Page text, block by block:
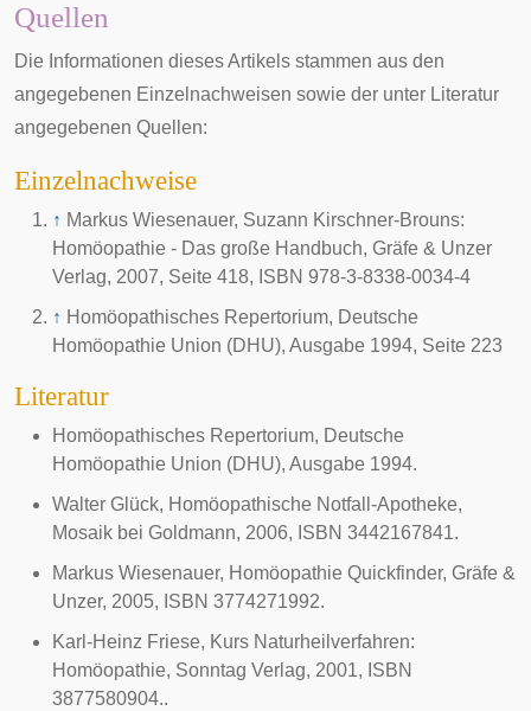
Quellen
Die Informationen dieses Artikels stammen aus den
angegebenen Einzelnachweisen sowie der unter Literatur
angegebenen Quellen:
Einzelnachweise
↑ Markus Wiesenauer, Suzann Kirschner-Brouns:
Homöopathie - Das große Handbuch, Gräfe & Unzer
Verlag, 2007, Seite 418, ISBN 978-3-8338-0034-4
↑ Homöopathisches Repertorium, Deutsche
Homöopathie Union (DHU), Ausgabe 1994, Seite 223
Literatur
Homöopathisches Repertorium, Deutsche
Homöopathie Union (DHU), Ausgabe 1994.
Walter Glück, Homöopathische Notfall-Apotheke,
Mosaik bei Goldmann, 2006, ISBN 3442167841.
Markus Wiesenauer, Homöopathie Quickfinder, Gräfe &
Unzer, 2005, ISBN 3774271992.
Karl-Heinz Friese, Kurs Naturheilverfahren:
Homöopathie, Sonntag Verlag, 2001, ISBN
3877580904..